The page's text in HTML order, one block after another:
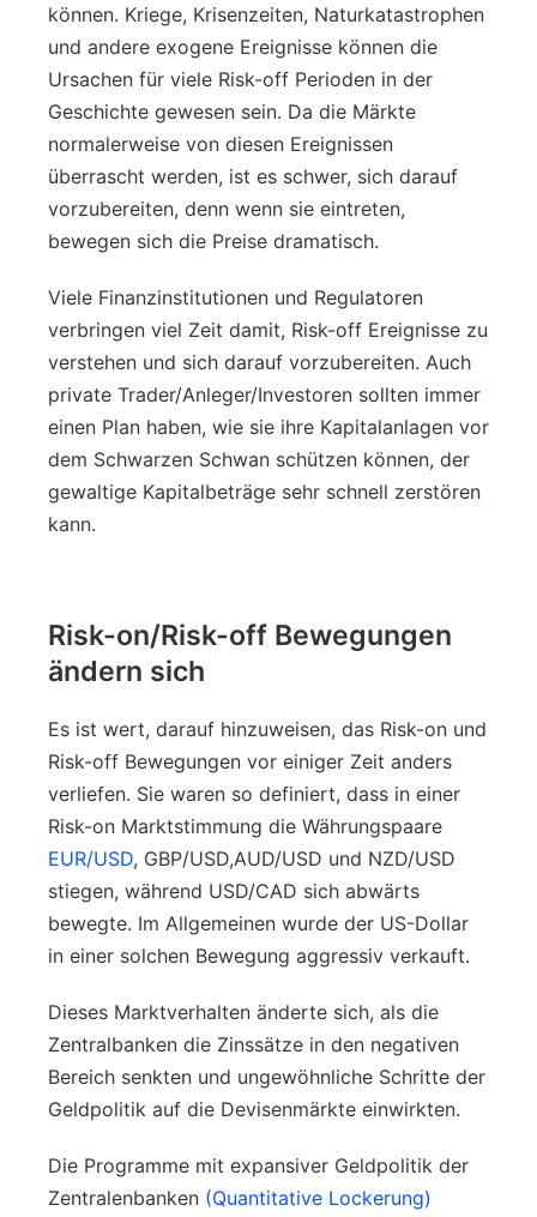
können. Kriege, Krisenzeiten, Naturkatastrophen
und andere exogene Ereignisse können die
Ursachen für viele Risk-off Perioden in der
Geschichte gewesen sein. Da die Märkte
normalerweise von diesen Ereignissen
überrascht werden, ist es schwer, sich darauf
vorzubereiten, denn wenn sie eintreten,
bewegen sich die Preise dramatisch.
Viele Finanzinstitutionen und Regulatoren
verbringen viel Zeit damit, Risk-off Ereignisse zu
verstehen und sich darauf vorzubereiten. Auch
private Trader/Anleger/Investoren sollten immer
einen Plan haben, wie sie ihre Kapitalanlagen vor
dem Schwarzen Schwan schützen können, der
gewaltige Kapitalbeträge sehr schnell zerstören
kann.
Risk-on/Risk-off Bewegungen
ändern sich
Es ist wert, darauf hinzuweisen, das Risk-on und
Risk-off Bewegungen vor einiger Zeit anders
verliefen. Sie waren so definiert, dass in einer
Risk-on Marktstimmung die Währungspaare
EUR/USD, GBP/USD,AUD/USD und NZD/USD
stiegen, während USD/CAD sich abwärts
bewegte. Im Allgemeinen wurde der US-Dollar
in einer solchen Bewegung aggressiv verkauft.
Dieses Marktverhalten änderte sich, als die
Zentralbanken die Zinssätze in den negativen
Bereich senkten und ungewöhnliche Schritte der
Geldpolitik auf die Devisenmärkte einwirkten.
Die Programme mit expansiver Geldpolitik der
Zentralenbanken (Quantitative Lockerung)